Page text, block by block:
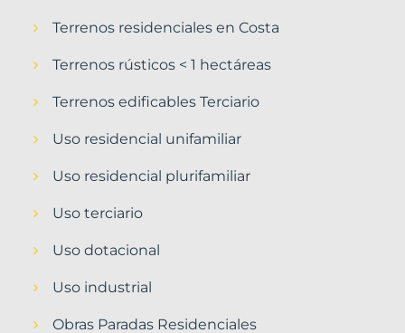
Terrenos residenciales en Costa
Terrenos rústicos < 1 hectáreas
Terrenos edificables Terciario
Uso residencial unifamiliar
Uso residencial plurifamiliar
Uso terciario
Uso dotacional
Uso industrial
Obras Paradas Residenciales